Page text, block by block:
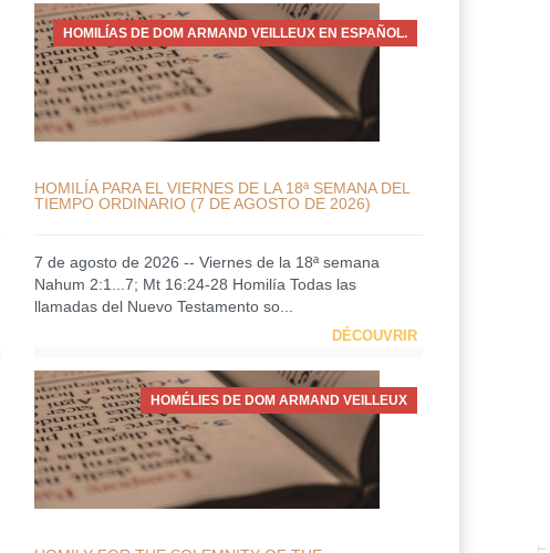
HOMILÍAS DE DOM ARMAND VEILLEUX EN ESPAÑOL.
HOMILÍA PARA EL VIERNES DE LA 18ª SEMANA DEL
TIEMPO ORDINARIO (7 DE AGOSTO DE 2026)
7 de agosto de 2026 -- Viernes de la 18ª semana
Nahum 2:1...7; Mt 16:24-28 Homilía Todas las
llamadas del Nuevo Testamento so...
DÉCOUVRIR
HOMÉLIES DE DOM ARMAND VEILLEUX